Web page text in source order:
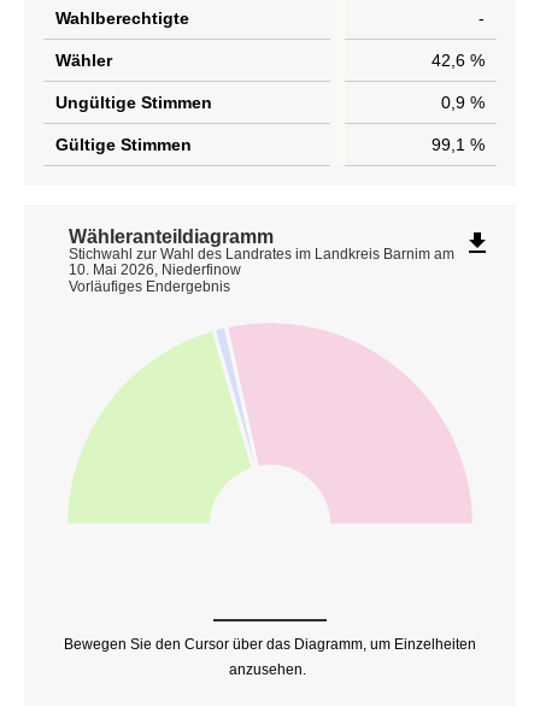
Wahlberechtigte -
Wähler 42,6 %
Ungültige Stimmen 0,9 %
Gültige Stimmen 99,1 %
Wähleranteildiagramm
Stichwahl zur Wahl des Landrates im Landkreis Barnim am
10. Mai 2026, Niederfinow
Vorläufiges Endergebnis
file_download
Bewegen Sie den Cursor über das Diagramm, um Einzelheiten
anzusehen.